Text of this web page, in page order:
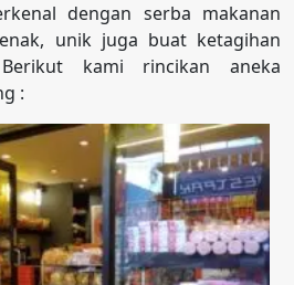
dengan serba makanan
unik juga buat ketagihan
kami rincikan aneka
: